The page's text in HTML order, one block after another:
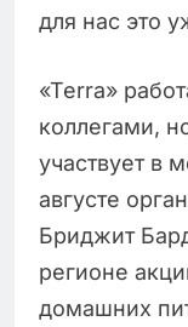
для нас это
«Terra»
коллегами,
участвует в
августе
Бриджит
регионе
домашних